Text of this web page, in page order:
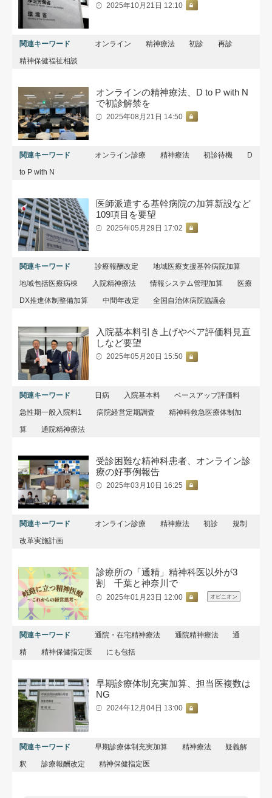
2025年10月21日 12:10
関連キーワード オンライン 精神療法 初診
再診
精神保健福祉相談
オンラインの精神療法、D to P with N
で初診解禁を
2025年08月21日 14:50
関連キーワード オンライン診療 精神療法 初診待機
D
to P with N
医師派遣する基幹病院の加算新設など
109項目を要望
2025年05月29日 17:02
関連キーワード 診療報酬改定
地域医療支援基幹病院加算
地域包括医療病棟
入院精神療法 情報システム管理加算
医療
DX推進体制整備加算
中間年改定 全国自治体病院協議会
入院基本料引き上げやベア評価料見直
しなど要望
2025年05月20日 15:50
関連キーワード 日病 入院基本料
ベースアップ評価料
急性期一般入院料1
病院経営定期調査
精神科救急医療体制加
算
通院精神療法
受診困難な精神科患者、オンライン診
療の好事例報告
2025年03月10日 16:25
関連キーワード オンライン診療 精神療法 初診
規制
改革実施計画
診療所の「通精」精神科医以外が3
割 千葉と神奈川で
2025年01月23日 12:00 オピニオン
関連キーワード 通院・在宅精神療法 通院精神療法
通
精
精神保健指定医 にも包括
早期診療体制充実加算、担当医複数は
NG
2024年12月04日 13:00
関連キーワード 早期診療体制充実加算 精神療法
疑義解
釈
診療報酬改定 精神保健指定医